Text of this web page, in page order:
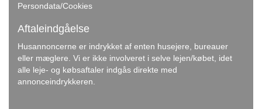
Persondata/Cookies
Aftaleindgåelse
Husannoncerne er indrykket af enten husejere, bureauer
eller mæglere. Vi er ikke involveret i selve lejen/købet, idet
alle leje- og købsaftaler indgås direkte med
annonceindrykkeren.